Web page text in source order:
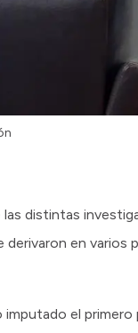
distintas
en
el